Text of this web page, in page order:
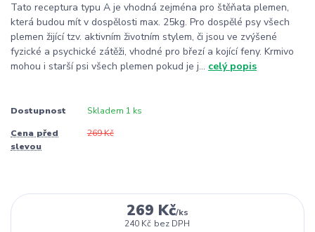
Tato receptura typu A je vhodná zejména pro štěňata plemen,
která budou mít v dospělosti max. 25kg. Pro dospělé psy všech
plemen žijící tzv. aktivním životním stylem, či jsou ve zvýšené
fyzické a psychické zátěži, vhodné pro březí a kojící feny. Krmivo
mohou i starší psi všech plemen pokud je j... celý popis
Dostupnost Skladem 1 ks
Cena před
slevou
269 Kč
269 Kč/ks
240 Kč bez DPH